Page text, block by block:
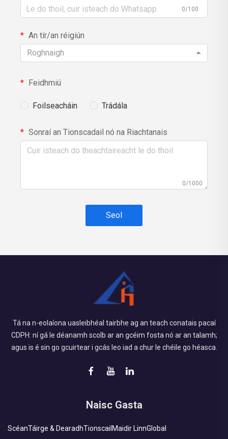
0/100
An tír/an réigiún
Roghnaigh
Feidhmiú
Foilseacháin Trádála
Sonraí an Tionscadail nó na Riachtanais
0/1000
Seol
Tá na n-eolaíona uasleibhéal tairbhe ag an teach conatais pacaí
CDPH: ní gá le déanamh scolb ar an gcéim fosta nó ar an talamh;
agus is é sin go gcuirtear i gcás leo iad a chur le chéile go héasca.
Naisc Gasta
ScéanTáirge & DearadhTionscail Maidir LinnGlobal